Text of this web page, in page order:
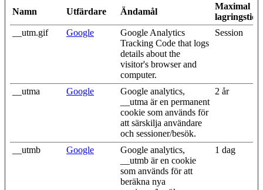
Namn Utfärdare Ändamål
Maximal
lagringstid
__utm.gif
Google
Google Analytics
Tracking Code that logs
details about the
visitor's browser and
computer.
Session
__utma Google
Google analytics,
__utma är en permanent
cookie som används för
att särskilja användare
och sessioner/besök.
2 år
__utmb Google
Google analytics,
__utmb är en cookie
som används för att
beräkna nya
1 dag